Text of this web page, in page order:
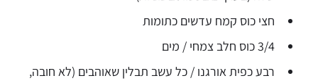
⁠חצי כוס קמח עדשים כתומות
⁠3/4 כוס חלב צמחי / מים
רבע כפית אורגנו / כל עשב תבלין שאוהבים (לא חובה,